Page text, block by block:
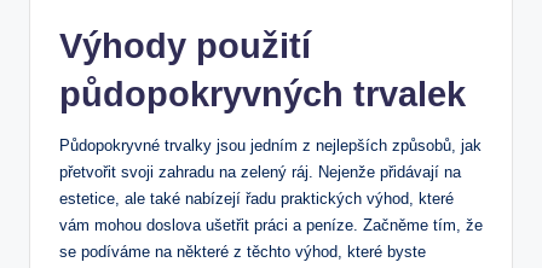
Výhody použití
půdopokryvných trvalek
Půdopokryvné trvalky jsou jedním z nejlepších způsobů, jak
přetvořit svoji zahradu na zelený ráj. Nejenže přidávají na
estetice, ale také nabízejí řadu praktických výhod, které
vám mohou doslova ušetřit práci a peníze. Začněme tím, že
se podíváme na některé z těchto výhod, které byste